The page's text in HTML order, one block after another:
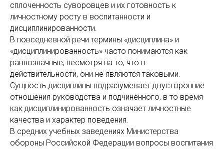
сплоченность суворовцев и их готовность к
личностному росту в воспитанности и
дисциплинированности.
В повседневной речи термины «дисциплина» и
«дисциплинированность» часто понимаются как
равнозначные, несмотря на то, что в
действительности, они не являются таковыми.
Сущность дисциплины подразумевает двусторонние
отношения руководства и подчиненного, в то время
как дисциплинированность означает личностные
качества и характер поведения.
В средних учебных заведениях Министерства
обороны Российской Федерации вопросы воспитания